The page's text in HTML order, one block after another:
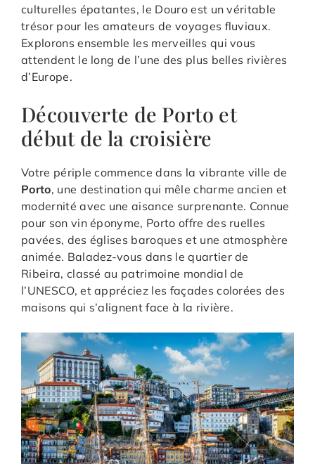
culturelles épatantes, le Douro est un véritable
trésor pour les amateurs de voyages fluviaux.
Explorons ensemble les merveilles qui vous
attendent le long de l’une des plus belles rivières
d’Europe.
Découverte de Porto et
début de la croisière
Votre périple commence dans la vibrante ville de
Porto, une destination qui mêle charme ancien et
modernité avec une aisance surprenante. Connue
pour son vin éponyme, Porto offre des ruelles
pavées, des églises baroques et une atmosphère
animée. Baladez-vous dans le quartier de
Ribeira, classé au patrimoine mondial de
l’UNESCO, et appréciez les façades colorées des
maisons qui s’alignent face à la rivière.